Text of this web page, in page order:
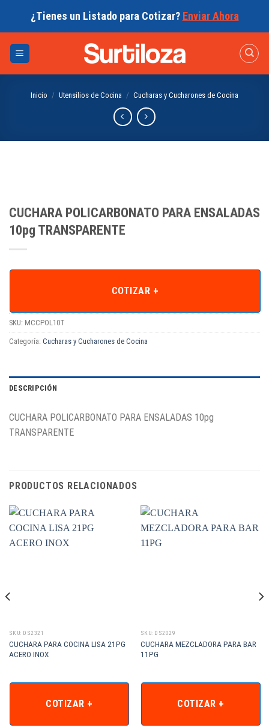
¿Tienes un Listado para Cotizar? Enviar Ahora
Inicio / Utensilios de Cocina / Cucharas y Cucharones de Cocina
CUCHARA POLICARBONATO PARA ENSALADAS
10pg TRANSPARENTE
COTIZAR +
SKU: MCCPOL10T
Categoría: Cucharas y Cucharones de Cocina
DESCRIPCIÓN
CUCHARA POLICARBONATO PARA ENSALADAS 10pg
TRANSPARENTE
PRODUCTOS RELACIONADOS
SKU: DS2321
CUCHARA PARA COCINA LISA 21PG
ACERO INOX
COTIZAR +
SKU: DS2029
CUCHARA MEZCLADORA PARA BAR
11PG
COTIZAR +